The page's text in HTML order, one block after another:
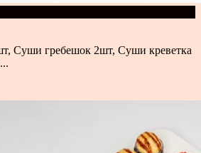
Суши гребешок 2шт, Суши креветка